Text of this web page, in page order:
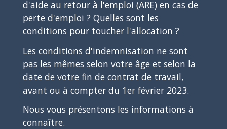
d'aide au retour à l'emploi (ARE) en cas de
perte d'emploi ? Quelles sont les
conditions pour toucher l'allocation ?
Les conditions d'indemnisation ne sont
pas les mêmes selon votre âge et selon la
date de votre fin de contrat de travail,
avant ou à compter du 1er février 2023.
Nous vous présentons les informations à
connaître.